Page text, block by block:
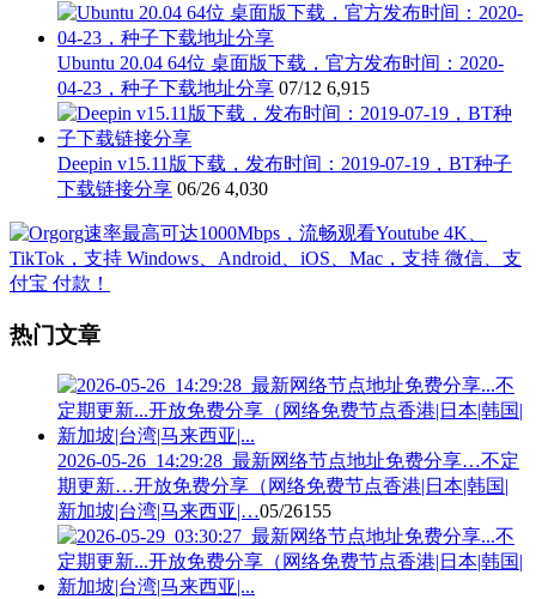
Ubuntu 20.04 64位 桌面版下载，官方发布时间：2020-
04-23，种子下载地址分享 07/12 6,915
Deepin v15.11版下载，发布时间：2019-07-19，BT种子
下载链接分享 06/26 4,030
热门文章
2026-05-26_14:29:28_最新网络节点地址免费分享…不定
期更新…开放免费分享（网络免费节点香港|日本|韩国|
新加坡|台湾|马来西亚|…05/26155